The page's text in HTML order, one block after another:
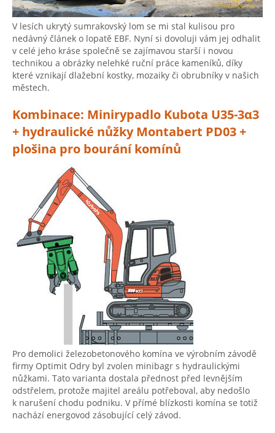
V lesích ukrytý sumrakovský lom se mi stal kulisou pro
nedávný článek o lopatě EBF. Nyní si dovoluji vám jej odhalit
v celé jeho kráse společně se zajímavou starší i novou
technikou a obrázky nelehké ruční práce kameníků, díky
které vznikají dlažební kostky, mozaiky či obrubníky v našich
městech.
Kombinace: Minirypadlo Kubota U35-3α3
+ hydraulické nůžky Montabert PD03 +
plošina pro bourání komínů
Pro demolici železobetonového komína ve výrobním závodě
firmy Optimit Odry byl zvolen minibagr s hydraulickými
nůžkami. Tato varianta dostala přednost před levnějším
odstřelem, protože majitel areálu potřeboval, aby nedošlo
k narušení chodu podniku. V přímé blízkosti komína se totiž
nachází energovod zásobující celý závod.